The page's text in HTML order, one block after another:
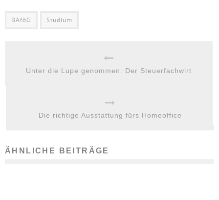
BAföG Studium
Unter die Lupe genommen: Der Steuerfachwirt
Die richtige Ausstattung fürs Homeoffice
ÄHNLICHE BEITRÄGE